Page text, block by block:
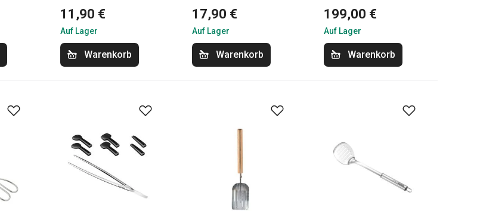
11,90 €
Auf Lager
Warenkorb
17,90 €
Auf Lager
Warenkorb
199,00 €
Auf Lager
Warenkorb